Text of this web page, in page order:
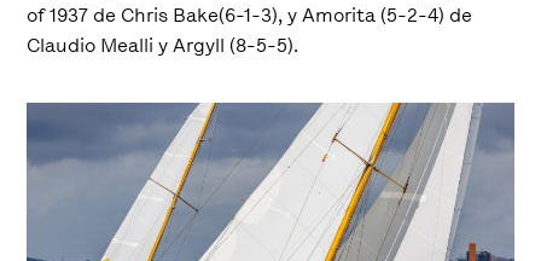
of 1937 de Chris Bake(6-1-3), y Amorita (5-2-4) de
Claudio Mealli y Argyll (8-5-5).